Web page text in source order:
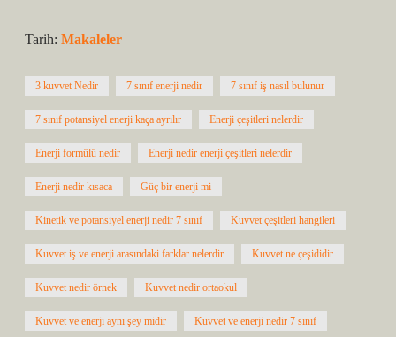
Tarih: Makaleler
3 kuvvet Nedir 7 sınıf enerji nedir 7 sınıf iş nasıl bulunur
7 sınıf potansiyel enerji kaça ayrılır Enerji çeşitleri nelerdir
Enerji formülü nedir Enerji nedir enerji çeşitleri nelerdir
Enerji nedir kısaca Güç bir enerji mi
Kinetik ve potansiyel enerji nedir 7 sınıf Kuvvet çeşitleri hangileri
Kuvvet iş ve enerji arasındaki farklar nelerdir Kuvvet ne çeşididir
Kuvvet nedir örnek Kuvvet nedir ortaokul
Kuvvet ve enerji aynı şey midir Kuvvet ve enerji nedir 7 sınıf